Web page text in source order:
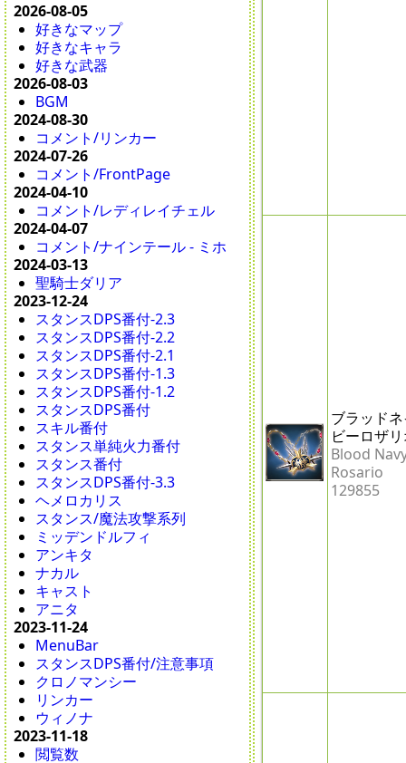
2026-08-05
好きなマップ
好きなキャラ
好きな武器
2026-08-03
BGM
2024-08-30
コメント/リンカー
2024-07-26
コメント/FrontPage
2024-04-10
コメント/レディレイチェル
2024-04-07
コメント/ナインテール - ミホ
2024-03-13
聖騎士ダリア
2023-12-24
スタンスDPS番付-2.3
スタンスDPS番付-2.2
スタンスDPS番付-2.1
スタンスDPS番付-1.3
スタンスDPS番付-1.2
スタンスDPS番付
スキル番付
スタンス単純火力番付
スタンス番付
スタンスDPS番付-3.3
ヘメロカリス
スタンス/魔法攻撃系列
ミッデンドルフィ
アンキタ
ナカル
キャスト
アニタ
2023-11-24
MenuBar
スタンスDPS番付/注意事項
クロノマンシー
リンカー
ウィノナ
2023-11-18
閲覧数
ブラッド
ビーロザ
Blood
Rosario
129855